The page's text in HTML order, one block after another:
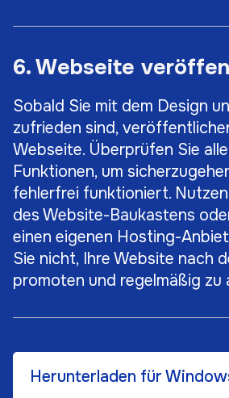
6. Webseite
Sobald Sie mit dem Design
zufrieden sind,
Webseite. Überprüfen Sie
Funktionen, um
fehlerfrei funktioniert.
des Website-Baukastens
einen eigenen Hosting-
Sie nicht, Ihre Website nach
promoten und regelmäßig zu
Herunterladen für